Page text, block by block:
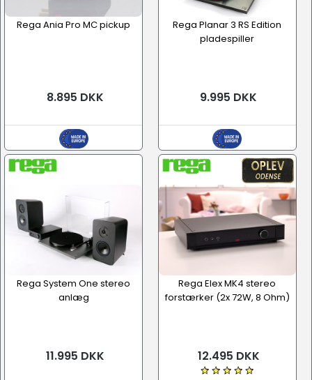
Rega Ania Pro MC pickup
8.895 DKK
Rega Planar 3 RS Edition
pladespiller
9.995 DKK
Rega System One stereo
anlæg
11.995 DKK
Rega Elex MK4 stereo
forstærker (2x 72W, 8 Ohm)
12.495 DKK